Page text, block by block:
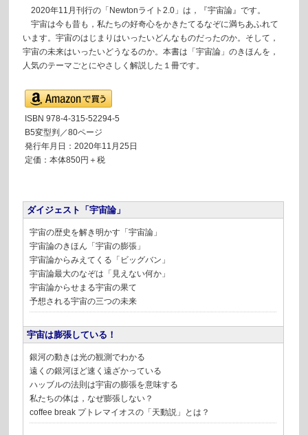
2020年11月刊行の「Newtonライト2.0」は，『宇宙論』です。
宇宙は今も昔も，私たちの好奇心をかきたてるなぞに満ちあふれて
います。宇宙のはじまりはいったいどんなものだったのか。そして，
宇宙の未来はいったいどうなるのか。本書は「宇宙論」のきほんを，
人気のテーマごとにやさしく解説した１冊です。
ISBN 978-4-315-52294-5
B5変型判／80ページ
発行年月日：2020年11月25日
定価：本体850円＋税
ダイジェスト「宇宙論」
宇宙の歴史を解き明かす「宇宙論」
宇宙論のきほん「宇宙の膨張」
宇宙論からみえてくる「ビッグバン」
宇宙論最大のなぞは「見えない何か」
宇宙論からせまる宇宙の果て
予想される宇宙の三つの未来
宇宙は膨張している！
銀河の動きは光の観測でわかる
遠くの銀河ほど速く遠ざかっている
ハッブルの法則は宇宙の膨張を意味する
私たちの体は，なぜ膨張しない？
coffee break プトレマイオスの「天動説」とは？